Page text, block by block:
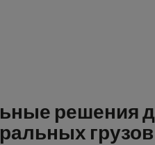
решения
грузов